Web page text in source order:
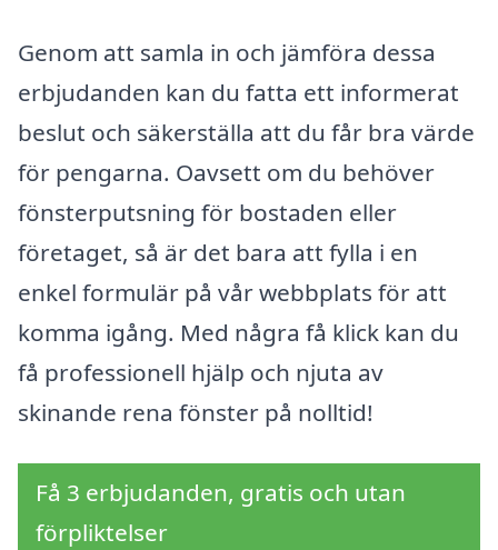
Genom att samla in och jämföra dessa
erbjudanden kan du fatta ett informerat
beslut och säkerställa att du får bra värde
för pengarna. Oavsett om du behöver
fönsterputsning för bostaden eller
företaget, så är det bara att fylla i en
enkel formulär på vår webbplats för att
komma igång. Med några få klick kan du
få professionell hjälp och njuta av
skinande rena fönster på nolltid!
Få 3 erbjudanden, gratis och utan
förpliktelser